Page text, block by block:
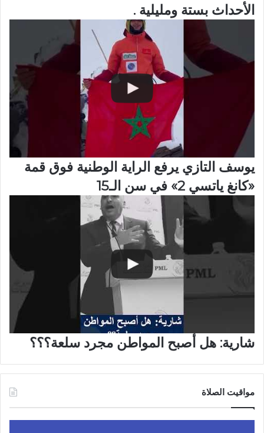
الأحداث بستة ومليلية .
يوسف التازي يرفع الراية الوطنية فوق قمة
«كانغ ياتسي 2» في سن الـ15
شارية: هل أصبح المواطن مجرد سلعة؟؟؟
مواقيت الصلاة